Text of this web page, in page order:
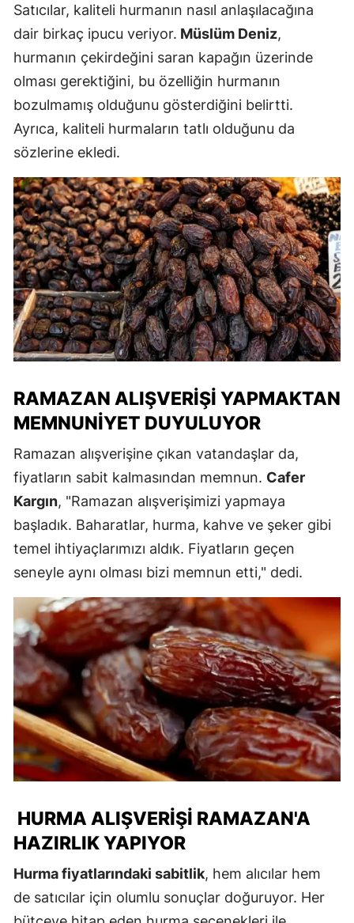
Satıcılar, kaliteli hurmanın nasıl anlaşılacağına
dair birkaç ipucu veriyor. Müslüm Deniz,
hurmanın çekirdeğini saran kapağın üzerinde
olması gerektiğini, bu özelliğin hurmanın
bozulmamış olduğunu gösterdiğini belirtti.
Ayrıca, kaliteli hurmaların tatlı olduğunu da
sözlerine ekledi.
RAMAZAN ALIŞVERIŞI YAPMAKTAN
MEMNUNIYET DUYULUYOR
Ramazan alışverişine çıkan vatandaşlar da,
fiyatların sabit kalmasından memnun. Cafer
Kargın, "Ramazan alışverişimizi yapmaya
başladık. Baharatlar, hurma, kahve ve şeker gibi
temel ihtiyaçlarımızı aldık. Fiyatların geçen
seneyle aynı olması bizi memnun etti," dedi.
HURMA ALIŞVERIŞI RAMAZAN'A
HAZIRLIK YAPIYOR
Hurma fiyatlarındaki sabitlik, hem alıcılar hem
de satıcılar için olumlu sonuçlar doğuruyor. Her